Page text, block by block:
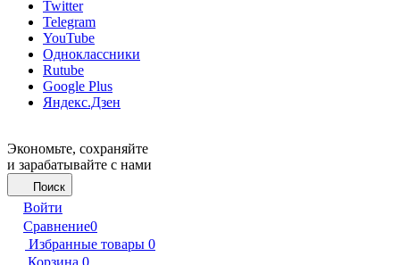
Twitter
Telegram
YouTube
Одноклассники
Rutube
Google Plus
Яндекс.Дзен
Экономьте, сохраняйте
и зарабатывайте с нами
Поиск
Войти
Сравнение0
Избранные товары 0
Корзина 0